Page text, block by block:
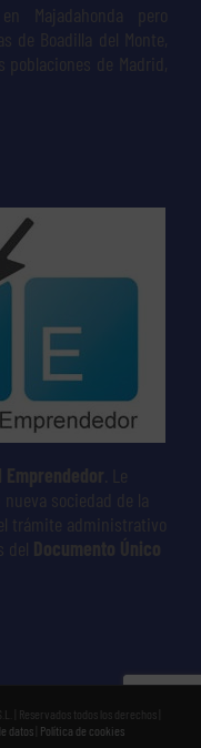
Majadahonda pero
de Boadilla del Monte,
de Madrid,
. Le
sociedad de la
trámite administrativo
del Documento Único
| Reservados todos los derechos |
datos| Política de cookies